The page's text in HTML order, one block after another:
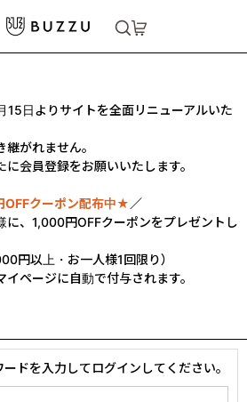
15日よりサイトを全面リニューアルいた
がれません。
会員登録をお願いいたします。
クーポン配布中★ ／
に、1,000円OFFクーポンをプレゼントし
円以上・お一人様1回限り）
ページに自動で付与されます。
ドを入力してログインしてください。